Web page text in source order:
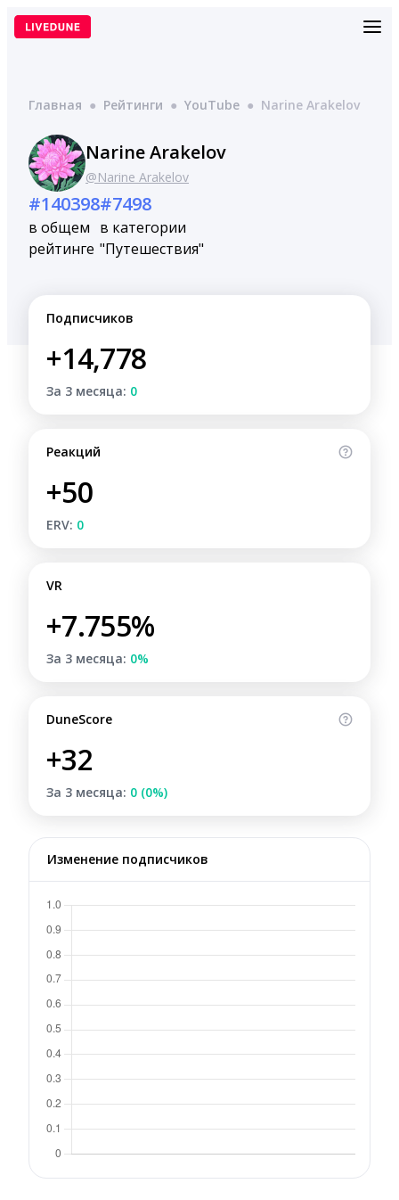
Перейти
Главная ● Рейтинги ● YouTube ● Narine Arakelov
Narine Arakelov
@Narine Arakelov
#140398
в общем
рейтинге
#7498
в категории
"Путешествия"
Подписчиков
+14,778
За 3 месяца: 0
Реакций
+50
ERV: 0
VR
+7.755%
За 3 месяца: 0%
DuneScore
+32
За 3 месяца: 0 (0%)
Изменение подписчиков